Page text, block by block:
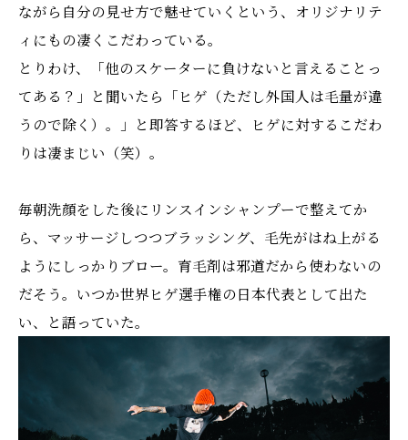
ながら自分の見せ方で魅せていくという、オリジナリテ
ィにもの凄くこだわっている。
とりわけ、「他のスケーターに負けないと言えることっ
てある？」と聞いたら「ヒゲ（ただし外国人は毛量が違
うので除く）。」と即答するほど、ヒゲに対するこだわ
りは凄まじい（笑）。
毎朝洗顔をした後にリンスインシャンプーで整えてか
ら、マッサージしつつブラッシング、毛先がはね上がる
ようにしっかりブロー。育毛剤は邪道だから使わないの
だそう。いつか世界ヒゲ選手権の日本代表として出た
い、と語っていた。